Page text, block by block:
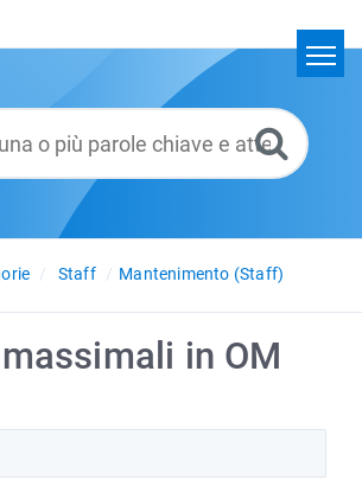
Italiano
Staff Mantenimento (Staff)
in OM